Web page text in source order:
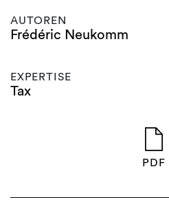
AUTOREN
Frédéric Neukomm
EXPERTISE
Tax
PDF